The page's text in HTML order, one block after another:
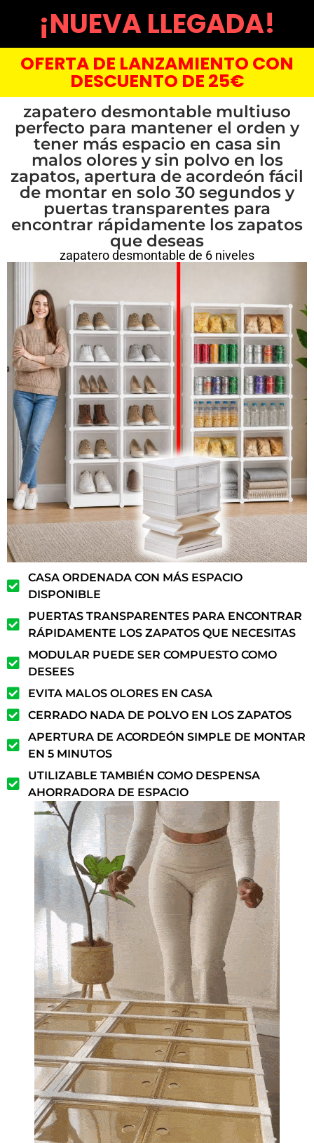
¡NUEVA LLEGADA!
OFERTA DE LANZAMIENTO CON
DESCUENTO DE 25€
zapatero desmontable multiuso
perfecto para mantener el orden y
tener más espacio en casa sin
malos olores y sin polvo en los
zapatos, apertura de acordeón fácil
de montar en solo 30 segundos y
puertas transparentes para
encontrar rápidamente los zapatos
que deseas
zapatero desmontable de 6 niveles
CASA ORDENADA CON MÁS ESPACIO
DISPONIBLE
PUERTAS TRANSPARENTES PARA ENCONTRAR
RÁPIDAMENTE LOS ZAPATOS QUE NECESITAS
MODULAR PUEDE SER COMPUESTO COMO
DESEES
EVITA MALOS OLORES EN CASA
CERRADO NADA DE POLVO EN LOS ZAPATOS
APERTURA DE ACORDEÓN SIMPLE DE MONTAR
EN 5 MINUTOS
UTILIZABLE TAMBIÉN COMO DESPENSA
AHORRADORA DE ESPACIO